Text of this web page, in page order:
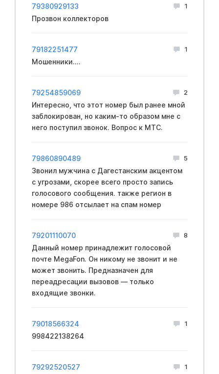
79380929133 1
Прозвон коллекторов
79182251477 1
Мошенники....
79254859069 2
Интересно, что этот номер был ранее мной
заблокирован, но каким-то образом мне с
него поступил звонок. Вопрос к МТС.
79860890489 5
Звонил мужчина с Дагестанским акцентом
с угрозами, скорее всего просто запись
голосового сообщения. также регион в
номере 986 отсылает на спам номер
79201110070 8
Данный номер принадлежит голосовой
почте MegaFon. Он никому не звонит и не
может звонить. Предназначен для
переадресации вызовов — только
входящие звонки.
79018566324 1
998422138264
79292520527 1